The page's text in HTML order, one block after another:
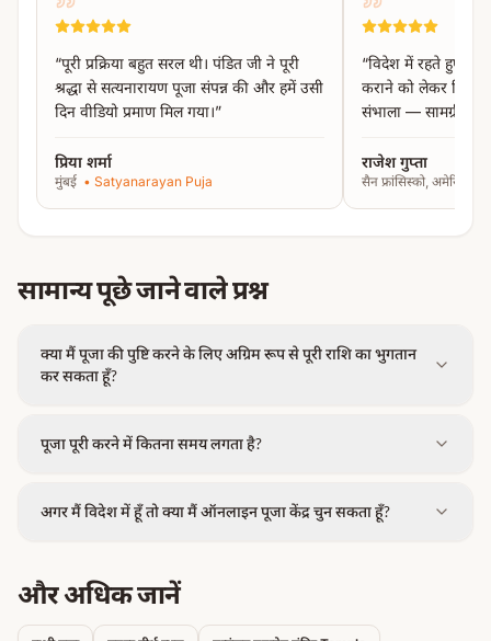
महामृत्युंजय मंत्र जाप (11,000)
हवन
विसर्जन
पूजा के दौरान नए वस्त्र पहनना अनिवार्य है
पूजा के बाद इन वस्त्रों कोमंदिर में ही छोड़ना होता है।
कृपया पूजा में आने से पहले नए वस्त्र साथ लेकर आएं और वही
पहनें।
“पूरी प्रक्रिया बहुत सरल थी। पंडित जी ने पूरी
श्रद्धा से सत्यनारायण पूजा संपन्न की और हमें उसी
दिन वीडियो प्रमाण मिल गया।”
प्रिया शर्मा
मुंबई • Satyanarayan Puja
“विदेश में रहते हुए
कराने को लेकर
संभाला — सामग्री से
राजेश गुप्ता
सैन फ्रांसिस्को, अमेरिका
सामान्य पूछे जाने वाले प्रश्न
क्या मैं पूजा की पुष्टि करने के लिए अग्रिम रूप से पूरी राशि का भुगतान
कर सकता हूँ?
पूजा पूरी करने में कितना समय लगता है?
अगर मैं विदेश में हूँ तो क्या मैं ऑनलाइन पूजा केंद्र चुन सकता हूँ?
और अधिक जानें